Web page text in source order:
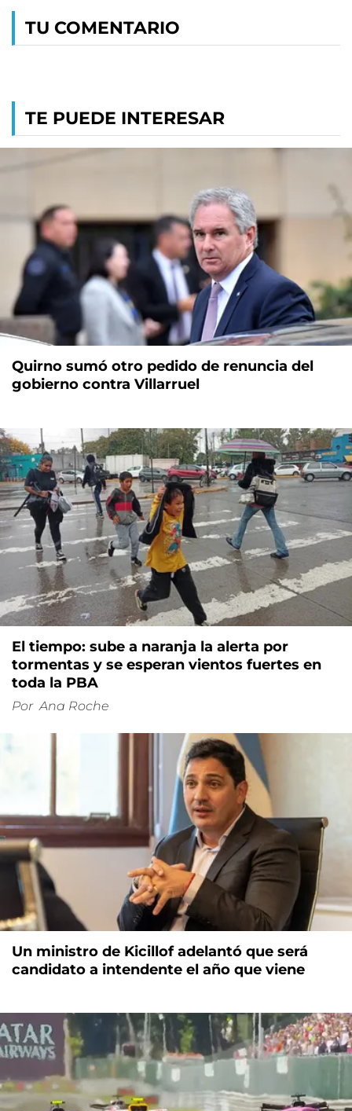
TU COMENTARIO
TE PUEDE INTERESAR
Quirno sumó otro pedido de renuncia del
gobierno contra Villarruel
El tiempo: sube a naranja la alerta por
tormentas y se esperan vientos fuertes en
toda la PBA
Por Ana Roche
Un ministro de Kicillof adelantó que será
candidato a intendente el año que viene